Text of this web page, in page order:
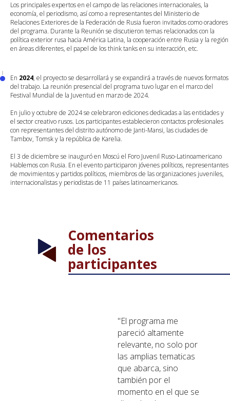
Los principales expertos en el campo de las relaciones internacionales, la
economía, el periodismo, así como a representantes del Ministerio de
Relaciones Exteriores de la Federación de Rusia fueron invitados como oradores
del programa. Durante la Reunión se discutieron temas relacionados con la
política exterior rusa hacia América Latina, la cooperación entre Rusia y la región
en áreas diferentes, el papel de los think tanks en su interacción, etc.
En 2024, el proyecto se desarrollará y se expandirá a través de nuevos formatos
del trabajo. La reunión presencial del programa tuvo lugar en el marco del
Festival Mundial de la Juventud en marzo de 2024.
En julio y octubre de 2024 se celebraron ediciones dedicadas a las entidades y
el sector creativo rusos. Los participantes establecieron contactos profesionales
con representantes del distrito autónomo de Janti-Mansi, las ciudades de
Tambov, Tomsk y la república de Karelia.
El 3 de diciembre se inauguró en Moscú el Foro Juvenil Ruso-Latinoamericano
Hablemos con Rusia. En el evento participaron jóvenes políticos, representantes
de movimientos y partidos políticos, miembros de las organizaciones juveniles,
internacionalistas y periodistas de 11 países latinoamericanos.
Comentarios
de los
participantes